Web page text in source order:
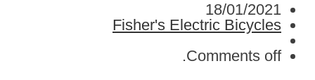
18/01/2021
Fisher's Electric Bicycles
Comments off.